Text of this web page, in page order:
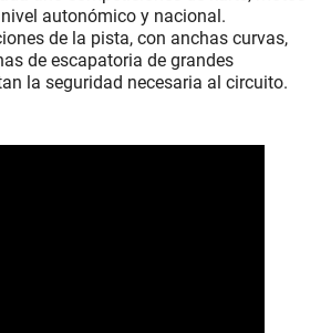
autonómico y nacional.
de la pista, con anchas curvas,
de escapatoria de grandes
la seguridad necesaria al circuito.